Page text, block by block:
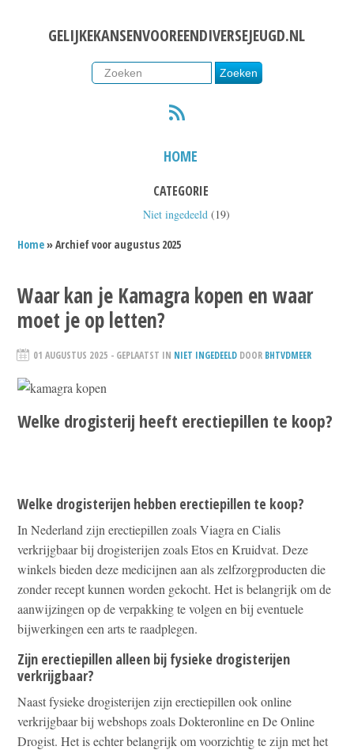
GELIJKEKANSENVOOREENDIVERSEJEUGD.NL
HOME
CATEGORIE
Niet ingedeeld (19)
Home» Archief voor augustus 2025
Waar kan je Kamagra kopen en waar
moet je op letten?
01 AUGUSTUS 2025 - GEPLAATST IN NIET INGEDEELD DOOR BHTVDMEER
Welke drogisterij heeft erectiepillen te koop?
Welke drogisterijen hebben erectiepillen te koop?
In Nederland zijn erectiepillen zoals Viagra en Cialis
verkrijgbaar bij drogisterijen zoals Etos en Kruidvat. Deze
winkels bieden deze medicijnen aan als zelfzorgproducten die
zonder recept kunnen worden gekocht. Het is belangrijk om de
aanwijzingen op de verpakking te volgen en bij eventuele
bijwerkingen een arts te raadplegen.
Zijn erectiepillen alleen bij fysieke drogisterijen
verkrijgbaar?
Naast fysieke drogisterijen zijn erectiepillen ook online
verkrijgbaar bij webshops zoals Dokteronline en De Online
Drogist. Het is echter belangrijk om voorzichtig te zijn met het